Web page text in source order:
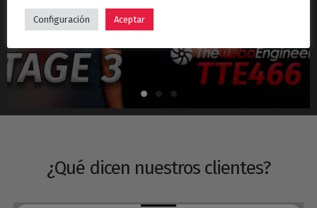
Hyundai i30N Stage 3 – Turbo TTE466
¿Qué dicen nuestros clientes?
Configuración Aceptar